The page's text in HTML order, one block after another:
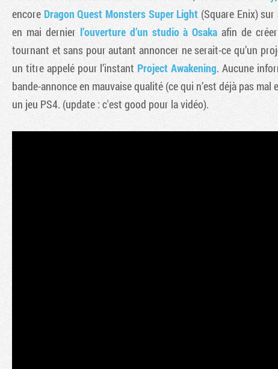
encore Dragon Quest Monsters Super Light (Square Enix)
en mai dernier l’ouverture d’un studio à Osaka afin de
tournant et sans pour autant annoncer ne serait-ce qu’un
un titre appelé pour l’instant Project Awakening. Aucune
bande-annonce en mauvaise qualité (ce qui n’est déjà pas
un jeu PS4. (update : c'est good pour la vidéo).